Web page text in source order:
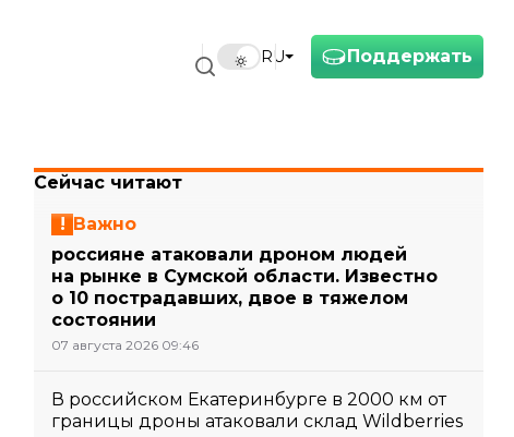
Поддержать
RU
Сейчас читают
Важно
россияне атаковали дроном людей
на рынке в Сумской области. Известно
о 10 пострадавших, двое в тяжелом
состоянии
07 августа 2026 09:46
В российском Екатеринбурге в 2000 км от
границы дроны атаковали склад Wildberries